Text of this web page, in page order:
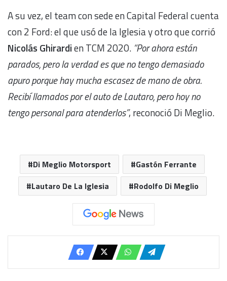
A su vez, el team con sede en Capital Federal cuenta
con 2 Ford: el que usó de la Iglesia y otro que corrió
Nicolás Ghirardien TCM 2020. “Por ahora están
parados, pero la verdad es que no tengo demasiado
apuro porque hay mucha escasez de mano de obra.
Recibí llamados por el auto de Lautaro, pero hoy no
tengo personal para atenderlos”, reconoció Di Meglio.
Di Meglio Motorsport
Gastón Ferrante
Lautaro De La Iglesia
Rodolfo Di Meglio